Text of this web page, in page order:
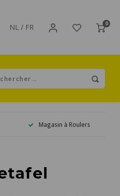
NL / FR 0
Magasin à Roulers